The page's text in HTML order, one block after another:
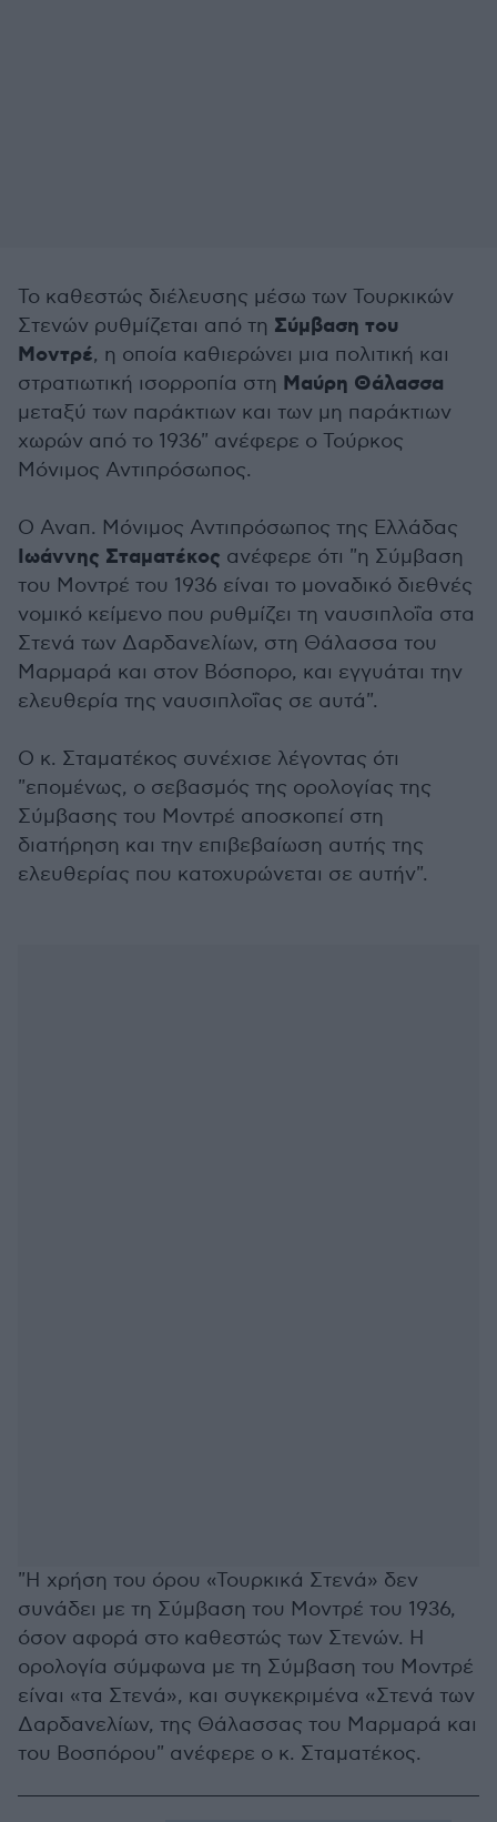
Το καθεστώς διέλευσης μέσω των Τουρκικών
Στενών ρυθμίζεται από τη Σύμβαση του
Μοντρέ, η οποία καθιερώνει μια πολιτική και
στρατιωτική ισορροπία στη Μαύρη Θάλασσα
μεταξύ των παράκτιων και των μη παράκτιων
χωρών από το 1936" ανέφερε ο Τούρκος
Μόνιμος Αντιπρόσωπος.
Ο Αναπ. Μόνιμος Αντιπρόσωπος της Ελλάδας
Ιωάννης Σταματέκος ανέφερε ότι "η Σύμβαση
του Μοντρέ του 1936 είναι το μοναδικό διεθνές
νομικό κείμενο που ρυθμίζει τη ναυσιπλοΐα στα
Στενά των Δαρδανελίων, στη Θάλασσα του
Μαρμαρά και στον Βόσπορο, και εγγυάται την
ελευθερία της ναυσιπλοΐας σε αυτά".
Ο κ. Σταματέκος συνέχισε λέγοντας ότι
"επομένως, ο σεβασμός της ορολογίας της
Σύμβασης του Μοντρέ αποσκοπεί στη
διατήρηση και την επιβεβαίωση αυτής της
ελευθερίας που κατοχυρώνεται σε αυτήν".
"Η χρήση του όρου «Τουρκικά Στενά» δεν
συνάδει με τη Σύμβαση του Μοντρέ του 1936,
όσον αφορά στο καθεστώς των Στενών. Η
ορολογία σύμφωνα με τη Σύμβαση του Μοντρέ
είναι «τα Στενά», και συγκεκριμένα «Στενά των
Δαρδανελίων, της Θάλασσας του Μαρμαρά και
του Βοσπόρου" ανέφερε ο κ. Σταματέκος.